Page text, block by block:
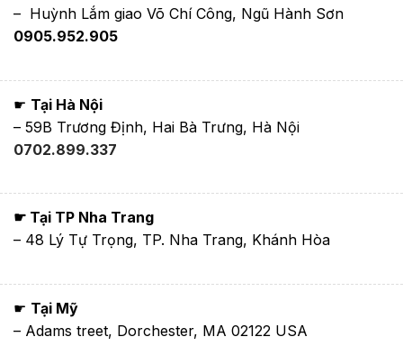
– Huỳnh Lắm giao Võ Chí Công, Ngũ Hành Sơn
0905.952.905
☛ Tại Hà Nội
– 59B Trương Định, Hai Bà Trưng, Hà Nội
0702.899.337
☛ Tại TP Nha Trang
– 48 Lý Tự Trọng, TP. Nha Trang, Khánh Hòa
☛ Tại Mỹ
– Adams treet, Dorchester, MA 02122 USA